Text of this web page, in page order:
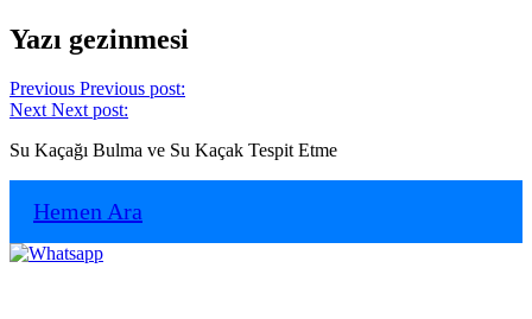
Yazı gezinmesi
Previous Previous post:
Next Next post:
Su Kaçağı Bulma ve Su Kaçak Tespit Etme
Hemen Ara